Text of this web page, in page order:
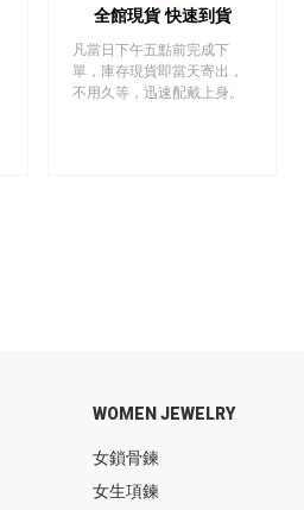
全館現貨 快速到貨
凡當日下午五點前完成下
單，庫存現貨即當天寄出，
不用久等，迅速配戴上身。
WOMEN JEWELRY
女鎖骨鍊
女生項鍊